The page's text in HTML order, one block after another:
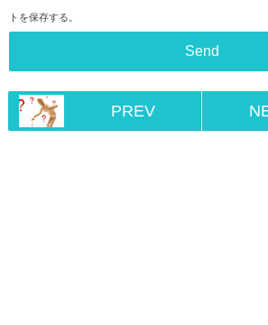
トを保存する。
PREV